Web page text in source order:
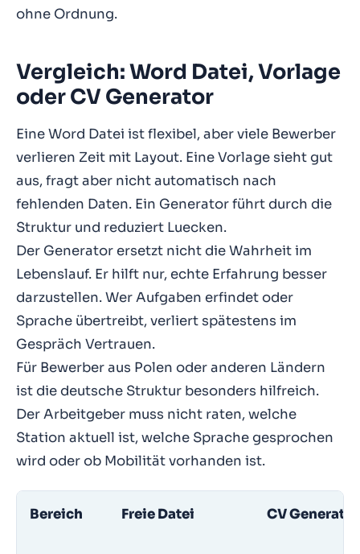
ohne Ordnung.
Vergleich: Word Datei, Vorlage
oder CV Generator
Eine Word Datei ist flexibel, aber viele Bewerber
verlieren Zeit mit Layout. Eine Vorlage sieht gut
aus, fragt aber nicht automatisch nach
fehlenden Daten. Ein Generator führt durch die
Struktur und reduziert Luecken.
Der Generator ersetzt nicht die Wahrheit im
Lebenslauf. Er hilft nur, echte Erfahrung besser
darzustellen. Wer Aufgaben erfindet oder
Sprache übertreibt, verliert spätestens im
Gespräch Vertrauen.
Für Bewerber aus Polen oder anderen Ländern
ist die deutsche Struktur besonders hilfreich.
Der Arbeitgeber muss nicht raten, welche
Station aktuell ist, welche Sprache gesprochen
wird oder ob Mobilität vorhanden ist.
Bereich Freie Datei CV Generator